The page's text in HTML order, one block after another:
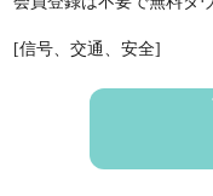
[信号、交通、安全]